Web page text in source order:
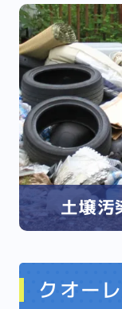
土壌汚
クオー